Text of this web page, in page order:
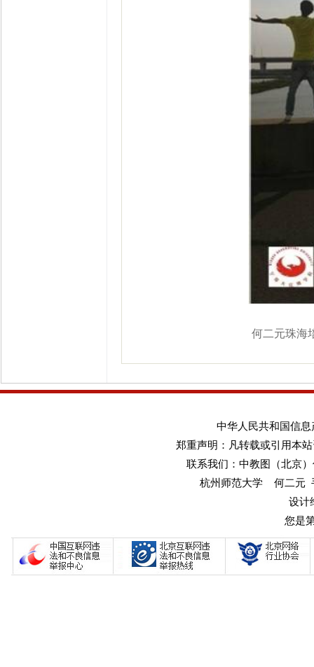
何二元珠海
中华人民共和国信息
郑重声明：凡转载或引用本
联系我们：中教图（北京
杭州师范大学 何二元
设计
您是